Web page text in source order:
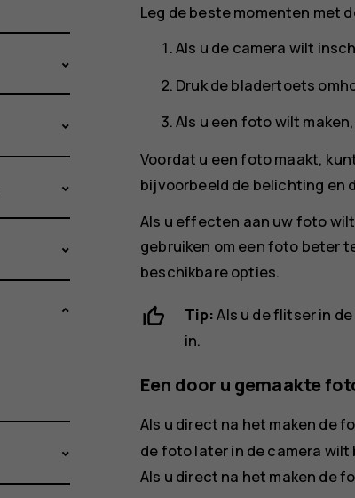
Leg de beste momenten met
Als u de camera wilt
Druk de bladertoets
Als u een foto wilt
Voordat u een foto maakt,
bijvoorbeeld de belichting en
Als u effecten aan uw foto
gebruiken om een foto beter
beschikbare opties.
Tip:Als u de flitser in
in.
Een door u gemaakte
Als u direct na het maken de
de foto later in de camera
Als u direct na het maken de